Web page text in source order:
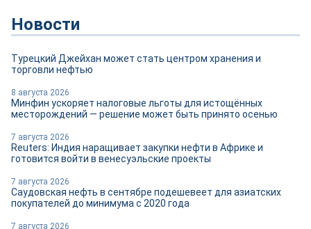
Новости
Турецкий Джейхан может стать центром хранения и
торговли нефтью
8 августа 2026
Минфин ускоряет налоговые льготы для истощённых
месторождений — решение может быть принято осенью
7 августа 2026
Reuters: Индия наращивает закупки нефти в Африке и
готовится войти в венесуэльские проекты
7 августа 2026
Саудовская нефть в сентябре подешевеет для азиатских
покупателей до минимума с 2020 года
7 августа 2026